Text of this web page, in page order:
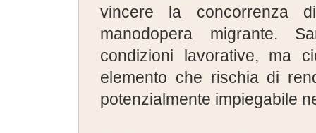
vincere la concorrenza
manodopera migrante.
condizioni lavorative, ma
elemento che rischia di
potenzialmente impiegabile